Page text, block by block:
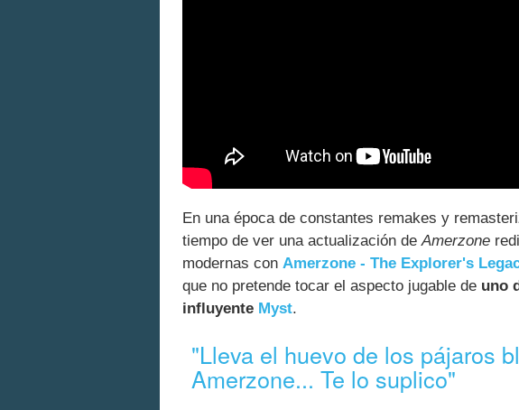
En una época de constantes remakes y
tiempo de ver una actualización deAmerzone
modernas con Amerzone - The Explorer's
que no pretende tocar el aspecto jugable de uno
influyente Myst.
"Lleva el huevo de los pájaros
Amerzone... Te lo suplico"